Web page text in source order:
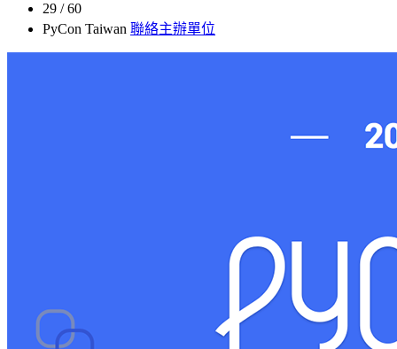
29 / 60
PyCon Taiwan 聯絡主辦單位